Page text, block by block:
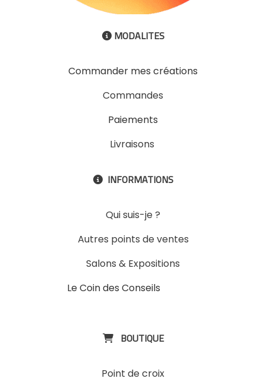
 MODALITES
Commander mes créations
Commandes
Paiements
Livraisons
 INFORMATIONS
Qui suis-je ?
Autres points de ventes
Salons & Expositions
Le Coin des Conseils
 BOUTIQUE
Point de croix